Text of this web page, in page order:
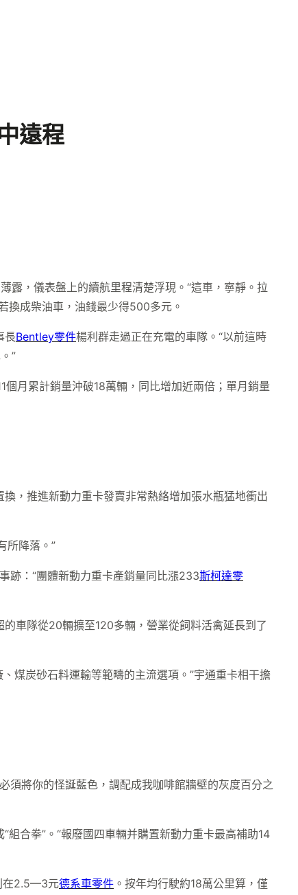
遠程
露，儀表盤上的續航里程清楚浮現。“這車，寧靜。拉
換成柴油車，油錢最少得500多元。
長Bentley零件楊利群走過正在充電的車隊。“以前這時
”
月累計銷量沖破18萬輛，同比增加近兩倍；單月銷量
，推進新動力重卡發賣非常熱絡增加張水瓶猛地衝出
所降落。”
跡：“團體新動力重卡產銷量同比漲233斯柯達零
車隊從20輛擴至120多輛，營業從飼料活禽延長到了
煤炭砂石料運輸等範疇的主流選項。”宇通重卡相干擔
須將你的怪誕藍色，調配成我咖啡館牆壁的灰度百分之
組合拳”。“報廢國四車輛并購置新動力重卡最高補助14
在2.5—3元德系車零件 。按年均行駛約18萬公里算，僅